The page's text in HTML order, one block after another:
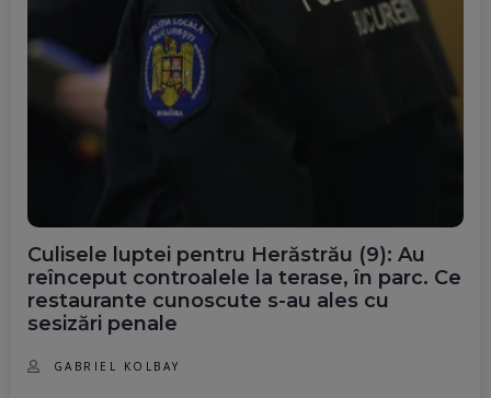
Culisele luptei pentru Herăstrău (9): Au
reînceput controalele la terase, în parc. Ce
restaurante cunoscute s-au ales cu
sesizări penale
GABRIEL KOLBAY